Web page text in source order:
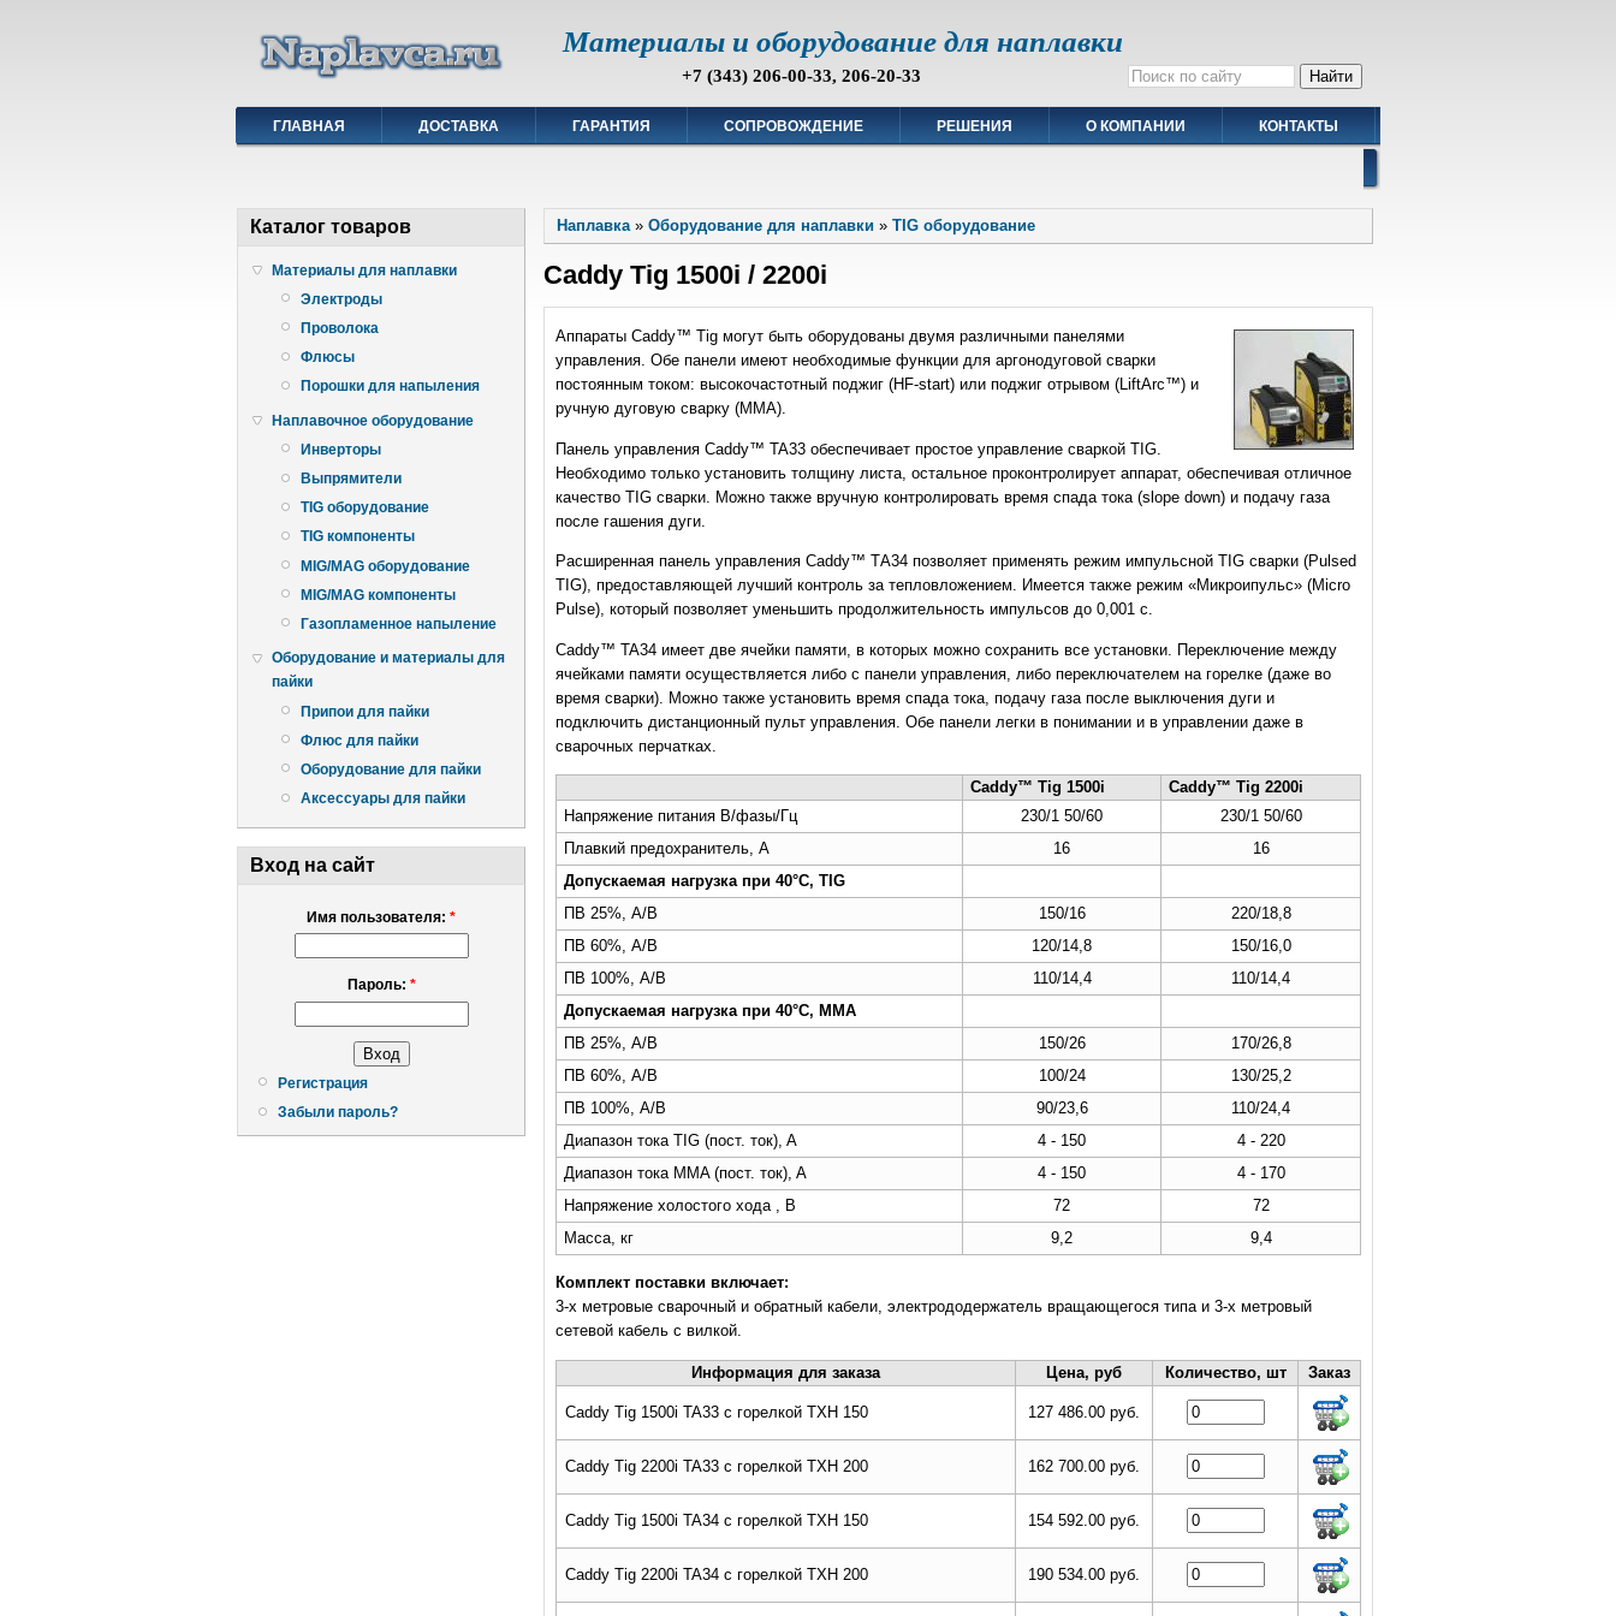
Материалы и оборудование для наплавки
+7 (343) 206-00-33, 206-20-33
ГЛАВНАЯ ДОСТАВКА ГАРАНТИЯ СОПРОВОЖДЕНИЕ РЕШЕНИЯ О КОМПАНИИ КОНТАКТЫ
Каталог товаров
Материалы для наплавки
Электроды
Проволока
Флюсы
Порошки для напыления
Наплавочное оборудование
Инверторы
Выпрямители
TIG оборудование
TIG компоненты
MIG/MAG оборудование
MIG/MAG компоненты
Газопламенное напыление
Оборудование и материалы для
пайки
Припои для пайки
Флюс для пайки
Оборудование для пайки
Аксессуары для пайки
Вход на сайт
Имя пользователя: *
Пароль: *
Регистрация
Забыли пароль?
Наплавка» Оборудование для наплавки » TIG оборудование
Caddy Tig 1500i / 2200i
Аппараты Caddy™ Tig могут быть оборудованы двумя различными панелями
управления. Обе панели имеют необходимые функции для аргонодуговой сварки
постоянным током: высокочастотный поджиг (HF-start) или поджиг отрывом (LiftArc™) и
ручную дуговую сварку (ММА).
Панель управления Caddy™ TA33 обеспечивает простое управление сваркой TIG.
Необходимо только установить толщину листа, остальное проконтролирует аппарат, обеспечивая отличное
качество TIG сварки. Можно также вручную контролировать время спада тока (slope down) и подачу газа
после гашения дуги.
Расширенная панель управления Caddy™ ТA34 позволяет применять режим импульсной TIG сварки (Pulsed
TIG), предоставляющей лучший контроль за тепловложением. Имеется также режим «Микроипульс» (Micro
Pulse), который позволяет уменьшить продолжительность импульсов до 0,001 с.
Caddy™ TA34 имеет две ячейки памяти, в которых можно сохранить все установки. Переключение между
ячейками памяти осуществляется либо с панели управления, либо переключателем на горелке (даже во
время сварки). Можно также установить время спада тока, подачу газа после выключения дуги и
подключить дистанционный пульт управления. Обе панели легки в понимании и в управлении даже в
сварочных перчатках.
Caddy™ Tig 1500i
Caddy™ Tig 2200i
Напряжение питания В/фазы/Гц
230/1 50/60
230/1 50/60
Плавкий предохранитель, A
16
16
Допускаемая нагрузка при 40°C, TIG
ПВ 25%, A/В
150/16
220/18,8
ПВ 60%, A/В
120/14,8
150/16,0
ПВ 100%, A/В
110/14,4
110/14,4
Допускаемая нагрузка при 40°C, MMA
ПВ 25%, A/В
150/26
170/26,8
ПВ 60%, A/В
100/24
130/25,2
ПВ 100%, A/В
90/23,6
110/24,4
Диапазон тока TIG (пост. ток), A
4 - 150
4 - 220
Диапазон тока MMA (пост. ток), A
4 - 150
4 - 170
Напряжение холостого хода , В
72
72
Масса, кг
9,2 9,4
Комплект поставки включает:
3-х метровые сварочный и обратный кабели, электрододержатель вращающегося типа и 3-х метровый
сетевой кабель с вилкой.
Информация для заказа Цена, руб Количество, шт Заказ
Caddy Tig 1500i TA33 с горелкой TXH 150 127 486.00 руб.
Caddy Tig 2200i TA33 с горелкой TXH 200 162 700.00 руб.
Caddy Tig 1500i TA34 с горелкой TXH 150 154 592.00 руб.
Caddy Tig 2200i TA34 с горелкой TXH 200 190 534.00 руб.